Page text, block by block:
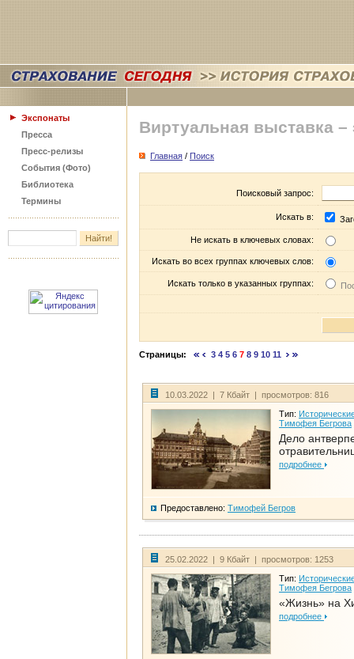
Экспонаты
Пресса
Пресс-релизы
События (Фото)
Библиотека
Термины
Виртуальная выставка –
Главная / Поиск
Поисковый запрос:
Искать в:
Не искать в ключевых словах:
Искать во всех группах ключевых слов:
Искать только в указанных группах:
Страницы: 3 4 5 6 7 8 9 10 11
10.03.2022 | 7 Кбайт | просмотров: 816
Тип:
Тимофея Бегрова
Дело
подробнее
Предоставлено: Тимофей Бегров
25.02.2022 | 9 Кбайт | просмотров: 1253
Тип:
Тимофея Бегрова
«Жизнь» на
подробнее